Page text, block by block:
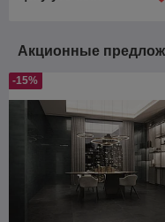
Акционные
-15%